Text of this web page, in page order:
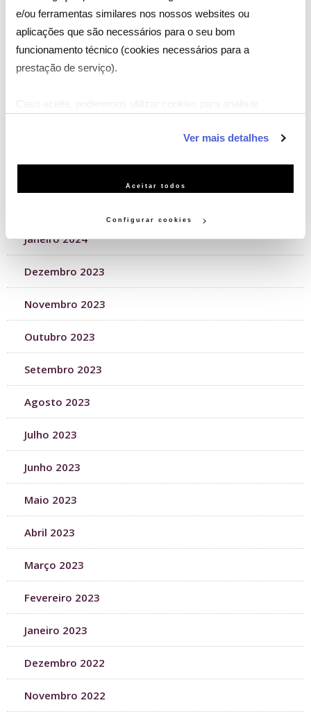
e/ou ferramentas similares nos nossos websites ou
aplicações que são necessários para o seu bom
funcionamento técnico (cookies necessários para a
prestação de serviço).
Caso aceite, poderemos utilizar cookies para analisar
serviço às suas preferências e apresentar-lhe
publicidade personalizada). Pode gerir a utilização dos
Ver mais detalhes
Aceitar todos
Configurar cookies
Agosto 2024
Julho 2024
Junho 2024
Janeiro 2024
Dezembro 2023
Novembro 2023
Outubro 2023
Setembro 2023
Agosto 2023
Julho 2023
Junho 2023
Maio 2023
Abril 2023
Março 2023
Fevereiro 2023
Janeiro 2023
Dezembro 2022
Novembro 2022